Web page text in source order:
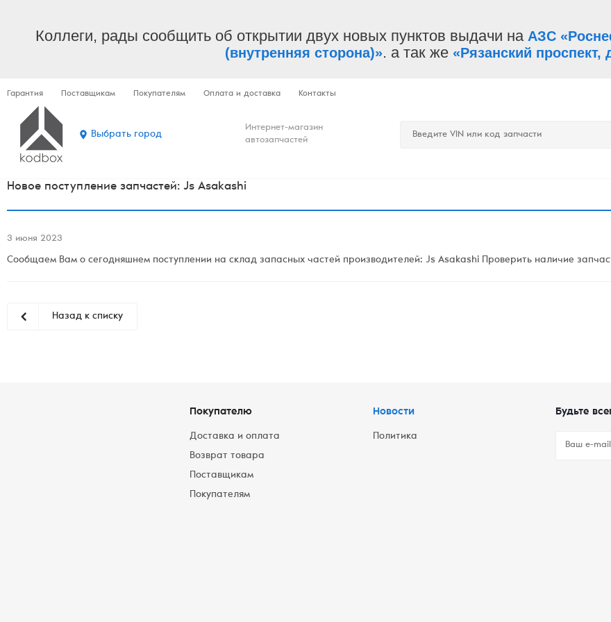
Коллеги, рады сообщить об открытии двух новых пунктов выдачи на АЗС
(внутренняя сторона)». а так же «Рязанский проспект,
Гарантия Поставщикам Покупателям Оплата и доставка Контакты
Выбрать город
Интернет-магазин
автозапчастей
Новое поступление запчастей: Js Asakashi
3 июня 2023
Сообщаем Вам о сегодняшнем поступлении на склад запасных частей производителей: Js Asakashi Проверить наличие
Назад к списку
Покупателю
Доставка и оплата
Возврат товара
Поставщикам
Покупателям
Новости
Политика
Будьте